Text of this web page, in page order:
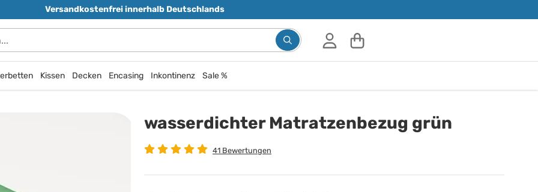
Versandkostenfrei innerhalb Deutschlands
Kissen Decken Encasing Inkontinenz Sale %
wasserdichter Matratzenbezug grün
41 Bewertungen